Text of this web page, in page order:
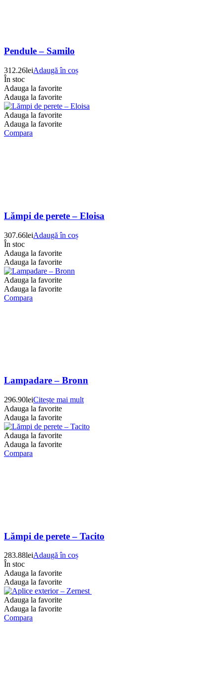
Pendule – Samilo
312.26leiAdaugă în coș
În stoc
Adauga la favorite
Adauga la favorite
Adauga la favorite
Adauga la favorite
Compara
Lămpi de perete – Eloisa
307.66leiAdaugă în coș
În stoc
Adauga la favorite
Adauga la favorite
Adauga la favorite
Adauga la favorite
Compara
Lampadare – Bronn
296.90leiCitește mai mult
Adauga la favorite
Adauga la favorite
Adauga la favorite
Adauga la favorite
Compara
Lămpi de perete – Tacito
283.88leiAdaugă în coș
În stoc
Adauga la favorite
Adauga la favorite
Adauga la favorite
Adauga la favorite
Compara